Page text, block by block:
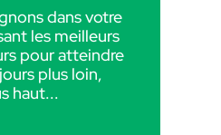
dans votre
les meilleurs
pour atteindre
plus loin,
haut...